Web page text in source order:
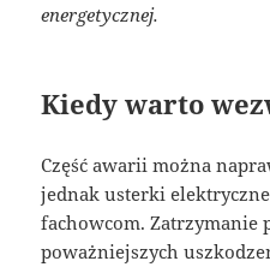
energetycznej.
Kiedy warto
Część awarii można
jednak usterki
fachowcom. Zatrzymanie
poważniejszych